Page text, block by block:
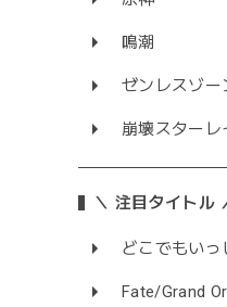
鳴潮
ゼンレスゾー
崩壊スターレ
＼ 注目タイトル
どこでもいっ
Fate/Grand